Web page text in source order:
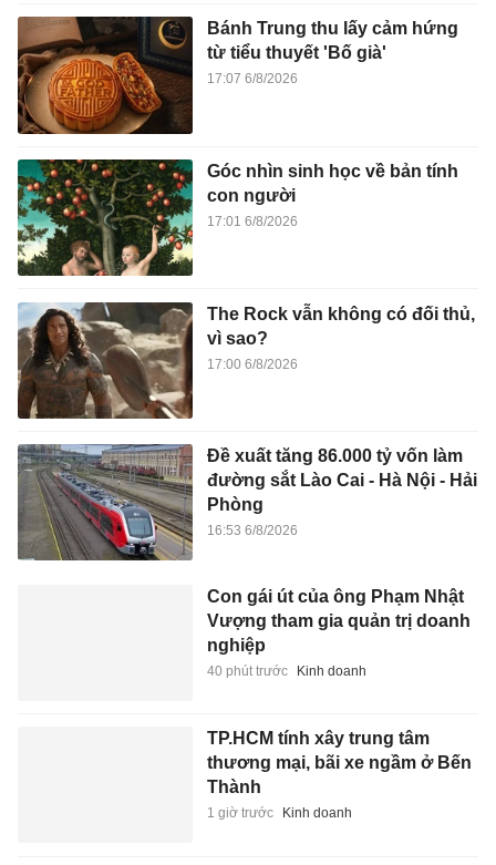
Bánh Trung thu lấy cảm hứng
từ tiểu thuyết 'Bố già'
17:07 6/8/2026
Góc nhìn sinh học về bản tính
con người
17:01 6/8/2026
The Rock vẫn không có đối thủ,
vì sao?
17:00 6/8/2026
Đề xuất tăng 86.000 tỷ vốn làm
đường sắt Lào Cai - Hà Nội - Hải
Phòng
16:53 6/8/2026
Con gái út của ông Phạm Nhật
Vượng tham gia quản trị doanh
nghiệp
40 phút trước Kinh doanh
TP.HCM tính xây trung tâm
thương mại, bãi xe ngầm ở Bến
Thành
1 giờ trước Kinh doanh